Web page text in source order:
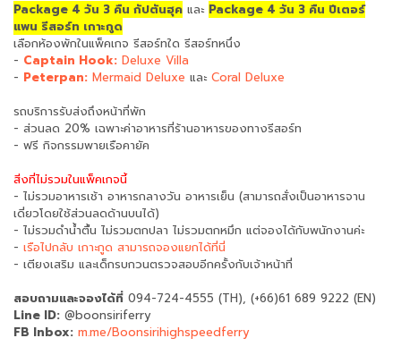
Package 4 วัน 3 คืน กัปตันฮุค และ Package 4 วัน 3 คืน ปีเตอร์
แพน รีสอร์ท เกาะกูด
เลือกห้องพักในแพ็คเกจ รีสอร์ทใด รีสอร์ทหนึ่ง
- Captain Hook: Deluxe Villa
- Peterpan: Mermaid Deluxe และ Coral Deluxe
รถบริการรับส่งถึงหน้าที่พัก
- ส่วนลด 20% เฉพาะค่าอาหารที่ร้านอาหารของทางรีสอร์ท
- ฟรี กิจกรรมพายเรือคายัค
สิ่งที่ไม่รวมในแพ็คเกจนี้
- ไม่รวมอาหารเช้า อาหารกลางวัน อาหารเย็น (สามารถสั่งเป็นอาหารจาน
เดี่ยวโดยใช้ส่วนลดด้านบนได้)
- ไม่รวมดำน้ำตื้น ไม่รวมตกปลา ไม่รวมตกหมึก แต่จองได้กับพนักงานค่ะ
- เรือไปกลับ เกาะกูด สามารถจองแยกได้ที่นี่
- เตียงเสริม และเด็กรบกวนตรวจสอบอีกครั้งกับเจ้าหน้าที่
สอบถามและจองได้ที่ 094-724-4555 (TH), (+66)61 689 9222 (EN)
Line ID: @boonsiriferry
FB Inbox: m.me/Boonsirihighspeedferry